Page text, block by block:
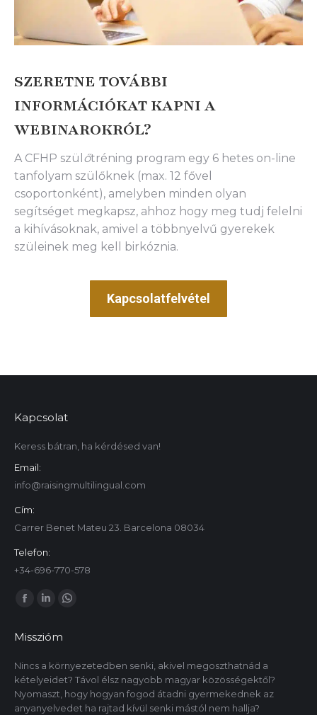
SZERETNE TOVÁBBI
INFORMÁCIÓKAT KAPNI A
WEBINAROKRÓL?
A CFHP szül őtréning program egy 6 hetes on-line
tanfolyam szülőknek (max. 12 fővel
csoportonként), amelyben minden olyan
segítséget megkapsz, ahhoz hogy meg tudj felelni
a kihívásoknak, amivel a többnyelvű gyerekek
szüleinek meg kell birkóznia.
Kapcsolatfelvétel
Kapcsolat
Keress bátran, ha kérdésed van!
Email:
info@raisingmultilingual.com
Cím:
Carrer Benet Mateu 23. Barcelona 08034
Telefon:
+34-696-770-578
Itt is megtalálsz minket:
Facebook
új
ablakban
nyílik
meg.
Linkedin
új
ablakban
nyílik
meg.
Whatsapp
ablakban
nyílik
meg.
Misszióm
Nincs a környezetedben senki, akivel megoszthatnád a
kételyeidet? Távol élsz nagyobb magyar közösségektől?
Nyomaszt, hogy hogyan fogod átadni gyermekednek az
anyanyelvedet ha rajtad kívül senki mástól nem hallja?